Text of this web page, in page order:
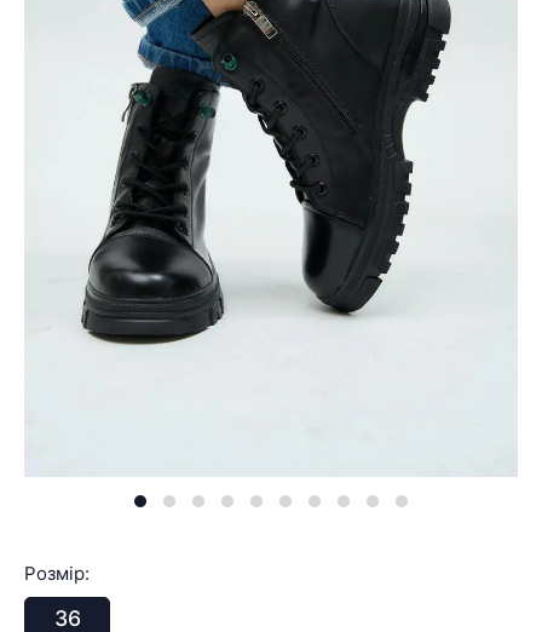
Розмір:
36